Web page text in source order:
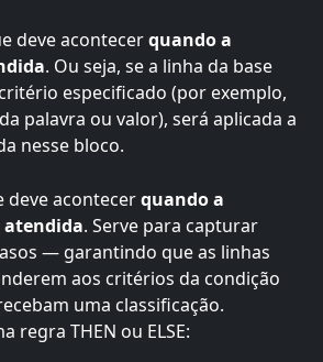
deve acontecer quando a
. Ou seja, se a linha da base
especificado (por exemplo,
palavra ou valor), será aplicada a
nesse bloco.
deve acontecer quando a
atendida. Serve para capturar
— garantindo que as linhas
aos critérios da condição
uma classificação.
regra THEN ou ELSE: